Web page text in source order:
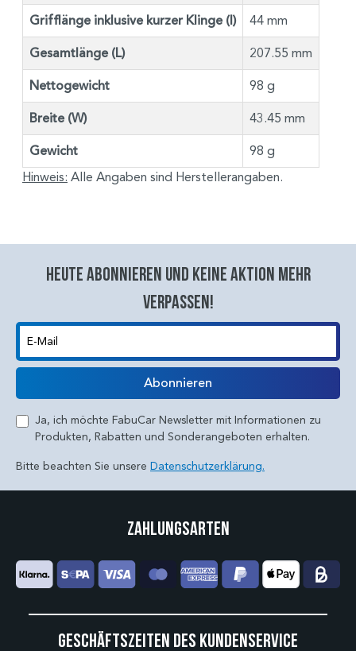
Grifflänge inklusive kurzer Klinge (I) 44 mm
Gesamtlänge (L) 207.55 mm
Nettogewicht 98 g
Breite (W) 43.45 mm
Gewicht
98 g
Hinweis: Alle Angaben sind Herstellerangaben.
Heute abonnieren und keine aktion mehr
verpassen!
E-Mail
Abonnieren
Ja, ich möchte FabuCar Newsletter mit Informationen zu
Produkten, Rabatten und Sonderangeboten erhalten.
Bitte beachten Sie unsere Datenschutzerklärung.
Geschäftszeiten des Kundenservice
Zahlungsarten